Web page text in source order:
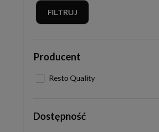
Producent
Resto Quality
Dostępność
FILTRUJ